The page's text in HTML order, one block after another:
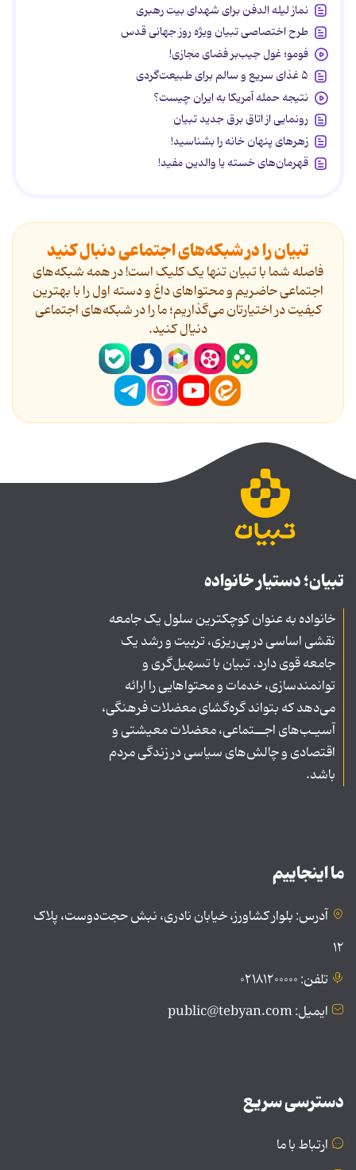
نماز لیله الدفن برای شهدای بیت رهبری
طرح اختصاصی تبیان ویژه روز جهانی قدس
فومو؛ غول جیب‌بر فضای مجازی!
۵ غذای سریع و سالم برای طبیعت‌گردی
نتیجه حمله آمریکا به ایران چیست؟
رونمایی از اتاق برق جدید تبیان
زهرهای پنهان خانه را بشناسید!
قهرمان‌های خسته یا والدین مفید!
تبیان را در شبکه‌های اجتماعی دنبال کنید
فاصله شما با تبیان تنها یک کلیک است! در همه شبکه‌های
اجتماعی حاضریم و محتواهای داغ و دسته اول را با بهترین
کیفیت در اختیارتان می‌گذاریم؛ ما را در شبکه‌های اجتماعی
دنیال کنید.
تبیان؛ دستیار خانواده
خانواده به عنوان کوچکترین سلول یک جامعه
نقشی اساسی در پی‌ریزی، تربیت و رشد یک
جامعه قوی دارد. تبیان با تسهیل‌گری و
توانمندسازی، خدمات و محتواهایی را ارائه
می‌دهد که بتواند گره‌گشای معضلات فرهنگی،
آسیـب‌های اجــتماعی، معضلات معیشتی و
اقتصادی و چالش‌های سیاسی در زندگی مردم
باشد.
ما اینجاییم
آدرس: بلوار کشاورز، خیابان نادری، نبش حجت‌دوست، پلاک
۱۲
تلفن: ۰۲۱۸۱۲۰۰۰۰۰
ایمیل: public@tebyan.com
دسترسی سریع
ارتباط با ما